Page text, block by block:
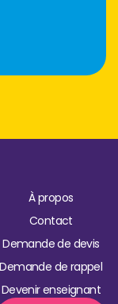
À propos
Contact
Demande de devis
Demande de rappel
Devenir enseignant